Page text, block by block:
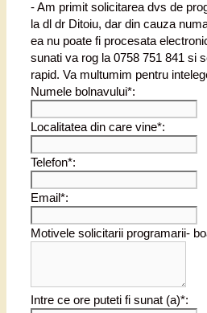
- Am primit solicitarea dvs de
la dl dr Ditoiu, dar din cauza
ea nu poate fi procesata
sunati va rog la 0758 751 841 si
rapid. Va multumim pentru
Numele bolnavului*:
Localitatea din care vine*:
Telefon*:
Email*:
Motivele solicitarii programarii-
Intre ce ore puteti fi sunat (a)*: